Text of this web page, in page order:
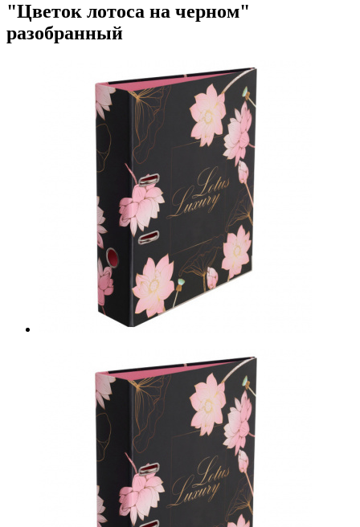
"Цветок лотоса на черном"
разобранный